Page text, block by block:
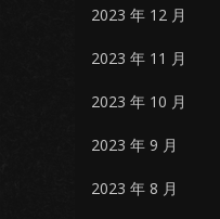
2023 年 12 月
2023 年 11 月
2023 年 10 月
2023 年 9 月
2023 年 8 月